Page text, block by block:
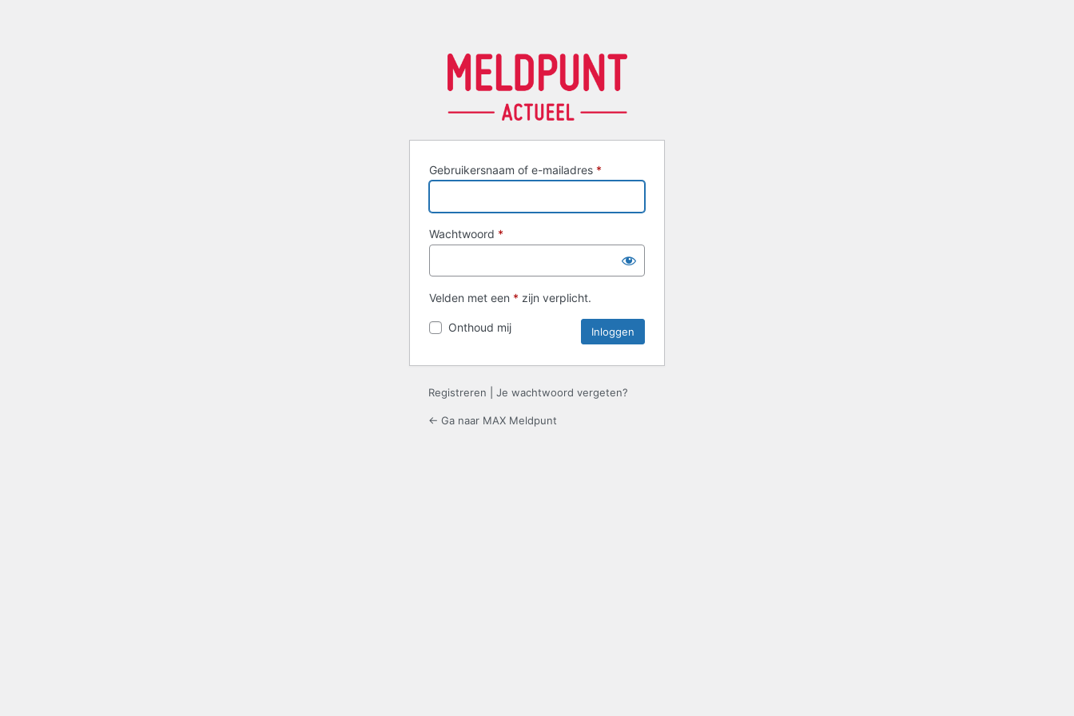
Gebruikersnaam of e-mailadres *
Wachtwoord *
Velden met een * zijn verplicht.
Onthoud mij
Registreren Je wachtwoord vergeten?
← Ga naar MAX Meldpunt